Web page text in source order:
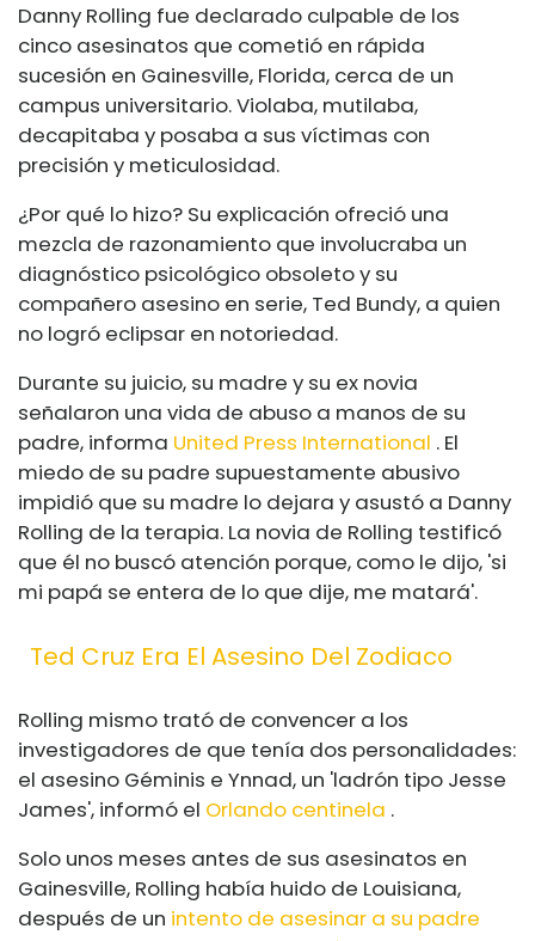
Danny Rolling fue declarado culpable de los
cinco asesinatos que cometió en rápida
sucesión en Gainesville, Florida, cerca de un
campus universitario. Violaba, mutilaba,
decapitaba y posaba a sus víctimas con
precisión y meticulosidad.
¿Por qué lo hizo? Su explicación ofreció una
mezcla de razonamiento que involucraba un
diagnóstico psicológico obsoleto y su
compañero asesino en serie, Ted Bundy, a quien
no logró eclipsar en notoriedad.
Durante su juicio, su madre y su ex novia
señalaron una vida de abuso a manos de su
padre, informa United Press International . El
miedo de su padre supuestamente abusivo
impidió que su madre lo dejara y asustó a Danny
Rolling de la terapia. La novia de Rolling testificó
que él no buscó atención porque, como le dijo, 'si
mi papá se entera de lo que dije, me matará'.
Ted Cruz Era El Asesino Del Zodiaco
Rolling mismo trató de convencer a los
investigadores de que tenía dos personalidades:
el asesino Géminis e Ynnad, un 'ladrón tipo Jesse
James', informó el Orlando centinela .
Solo unos meses antes de sus asesinatos en
Gainesville, Rolling había huido de Louisiana,
después de un intento de asesinar a su padre